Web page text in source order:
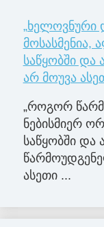
„ხელოვნური
მოსასმენია,
საწყობში და
არ მოუვა
„როგორ
ნებისმიერ
საწყობში და
ასეთი ...